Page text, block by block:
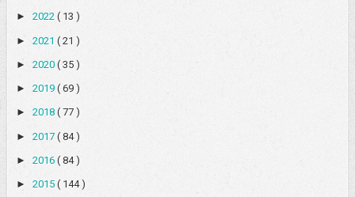
► 2022 ( 13 )
► 2021 ( 21 )
► 2020 ( 35 )
► 2019 ( 69 )
► 2018 ( 77 )
► 2017 ( 84 )
► 2016 ( 84 )
► 2015 ( 144 )